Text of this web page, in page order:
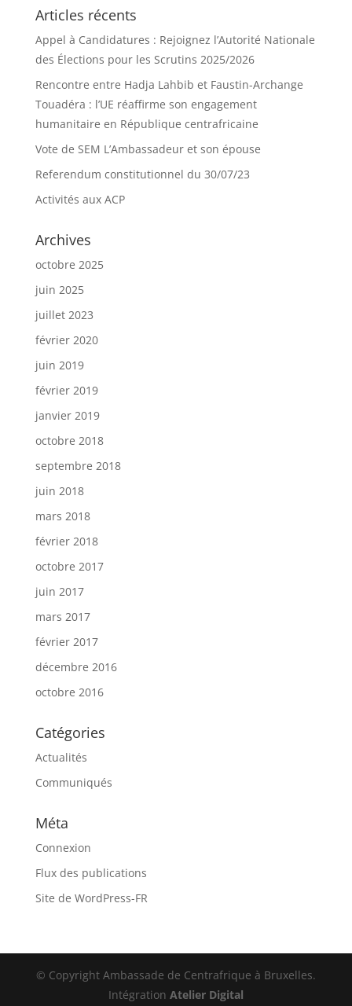
Articles récents
Appel à Candidatures : Rejoignez l’Autorité Nationale
des Élections pour les Scrutins 2025/2026
Rencontre entre Hadja Lahbib et Faustin-Archange
Touadéra : l’UE réaffirme son engagement
humanitaire en République centrafricaine
Vote de SEM L’Ambassadeur et son épouse
Referendum constitutionnel du 30/07/23
Activités aux ACP
Archives
octobre 2025
juin 2025
juillet 2023
février 2020
juin 2019
février 2019
janvier 2019
octobre 2018
septembre 2018
juin 2018
mars 2018
février 2018
octobre 2017
juin 2017
mars 2017
février 2017
décembre 2016
octobre 2016
Catégories
Actualités
Communiqués
Méta
Connexion
Flux des publications
Site de WordPress-FR
© Copyright Ambassade de Centrafrique à Bruxelles.
Intégration Atelier Digital